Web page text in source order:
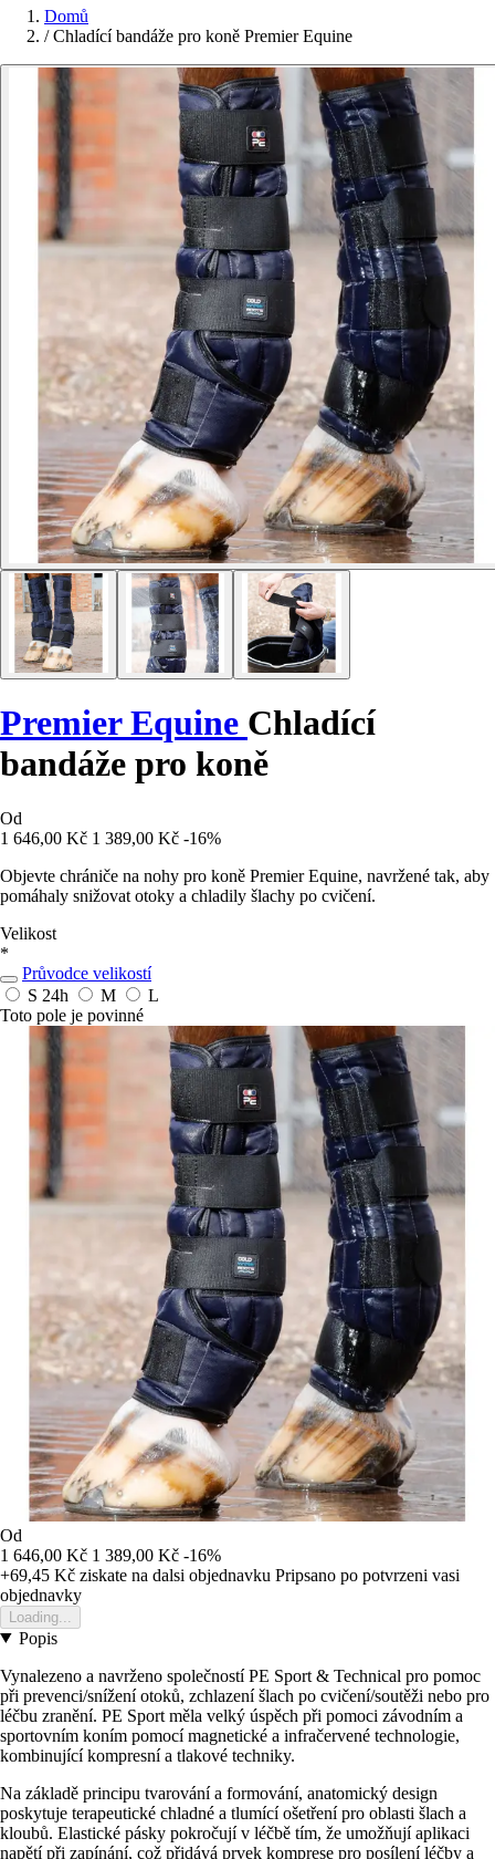
Domů
/ Chladící bandáže pro koně Premier Equine
Premier Equine Chladící
bandáže pro koně
Od
1 646,00 Kč 1 389,00 Kč -16%
Objevte chrániče na nohy pro koně Premier Equine, navržené tak, aby
pomáhaly snižovat otoky a chladily šlachy po cvičení.
Velikost
*
Průvodce velikostí
S 24h M
L
Toto pole je povinné
Od
1 646,00 Kč 1 389,00 Kč -16%
+69,45 Kč ziskate na dalsi objednavku Pripsano po potvrzeni vasi
objednavky
Loading...
Popis
Vynalezeno a navrženo společností PE Sport & Technical pro pomoc
při prevenci/snížení otoků, zchlazení šlach po cvičení/soutěži nebo pro
léčbu zranění. PE Sport měla velký úspěch při pomoci závodním a
sportovním koním pomocí magnetické a infračervené technologie,
kombinující kompresní a tlakové techniky.
Na základě principu tvarování a formování, anatomický design
poskytuje terapeutické chladné a tlumící ošetření pro oblasti šlach a
kloubů. Elastické pásky pokročují v léčbě tím, že umožňují aplikaci
napětí při zapínání, což přidává prvek komprese pro posílení léčby a